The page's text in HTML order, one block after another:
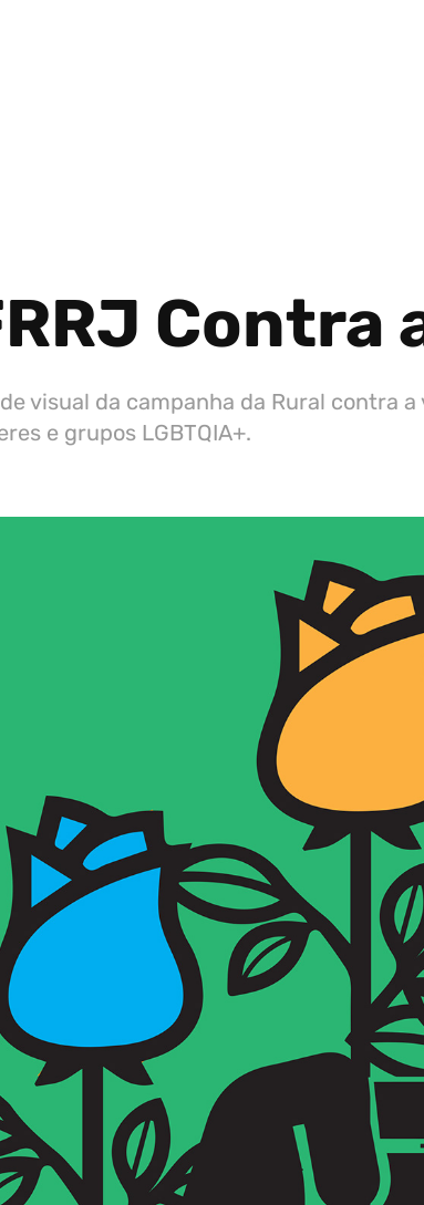
Contra
visual da campanha da Rural contra
e grupos LGBTQIA+.